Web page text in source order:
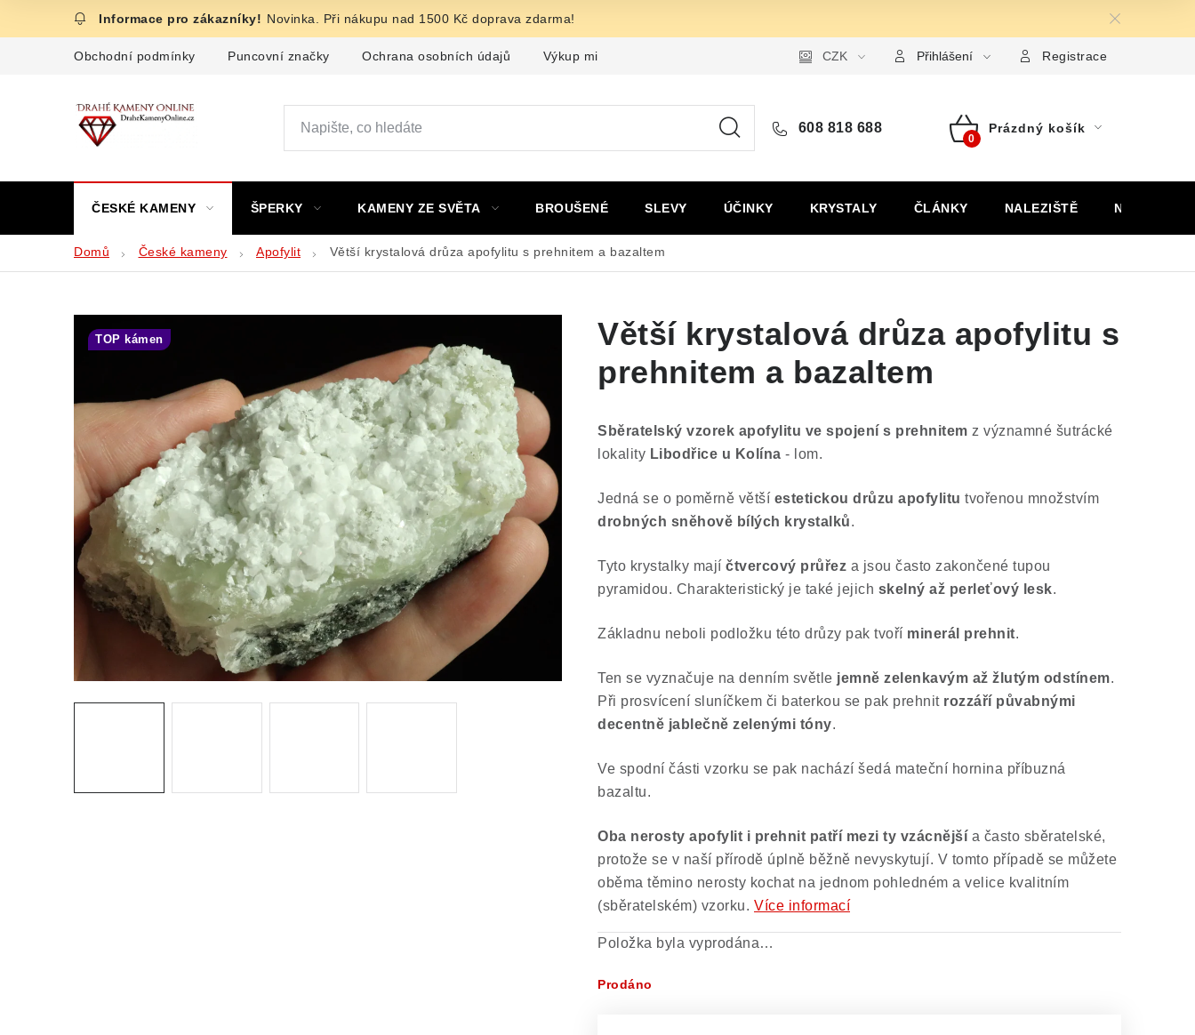
Novinka. Při nákupu nad 1500 Kč doprava zdarma!
Obchodní podmínky Puncovní značky Ochrana osobních údajů Výkup minerálů a drahých kamenů Formulář pro uplatnění reklamace Formulář pro odstoupení
CZK Přihlášení Registrace
608 818 688
Nákupní
Prázdný košík
ČESKÉ KAMENY ŠPERKY KAMENY ZE SVĚTA BROUŠENÉ SLEVY ÚČINKY KRYSTALY ČLÁNKY NALEZIŠTĚ NÁŠ PŘÍBĚH
Domů České kameny Apofylit Větší krystalová drůza apofylitu s prehnitem a bazaltem
Větší krystalová drůza apofylitu s
prehnitem a bazaltem
Sběratelský vzorek apofylitu ve spojení s prehnitem z významné šutrácké
lokality Libodřice u Kolína - lom.
Jedná se o poměrně větší estetickou drůzu apofylitu tvořenou množstvím
drobných sněhově bílých krystalků.
Tyto krystalky mají čtvercový průřez a jsou často zakončené tupou
pyramidou. Charakteristický je také jejich skelný až perleťový lesk.
Základnu neboli podložku této drůzy pak tvoří minerál prehnit.
Ten se vyznačuje na denním světle jemně zelenkavým až žlutým odstínem.
Při prosvícení sluníčkem či baterkou se pak prehnit rozzáří půvabnými
decentně jablečně zelenými tóny.
Ve spodní části vzorku se pak nachází šedá mateční hornina příbuzná
bazaltu.
Oba nerosty apofylit i prehnit patří mezi ty vzácnější a často sběratelské,
protože se v naší přírodě úplně běžně nevyskytují. V tomto případě se můžete
oběma těmino nerosty kochat na jednom pohledném a velice kvalitním
(sběratelském) vzorku. Více informací
Položka byla vyprodána…
Prodáno
TOP kámen